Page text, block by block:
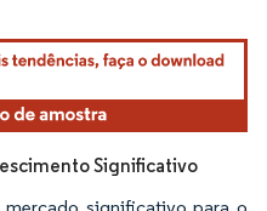
atribuição conforme CC BY 4.0.
Significativo